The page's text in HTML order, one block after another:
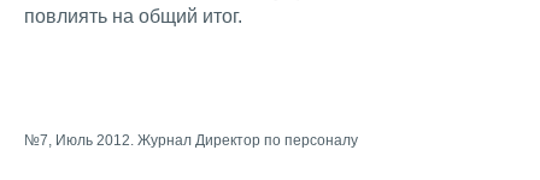
повлиять на общий итог.
№7, Июль 2012. Журнал Директор по персоналу